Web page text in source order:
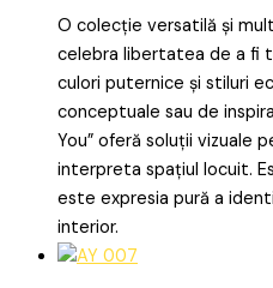
O colecție versatilă și
celebra libertatea de a fi
culori puternice și stiluri
conceptuale sau de
You” oferă soluții vizuale
interpreta spațiul locuit.
este expresia pură a
interior.